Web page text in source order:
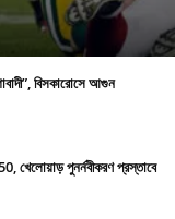
বিসকারোসে আগুন
খেলোয়াড় পুনর্নবীকরণ প্রস্তাবে